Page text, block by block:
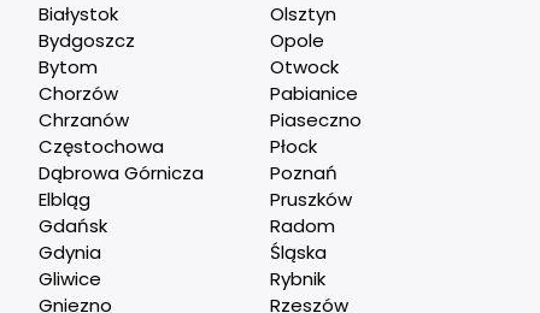
Białystok
Bydgoszcz
Bytom
Chorzów
Chrzanów
Częstochowa
Dąbrowa Górnicza
Elbląg
Gdańsk
Gdynia
Gliwice
Gniezno
Olsztyn
Opole
Otwock
Pabianice
Piaseczno
Płock
Poznań
Pruszków
Radom
Śląska
Rybnik
Rzeszów